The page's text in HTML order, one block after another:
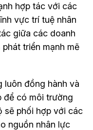
hợp tác với các
vực trí tuệ nhân
giữa các doanh
triển mạnh mẽ
luôn đồng hành và
để có môi trường
sẽ phối hợp với các
nguồn nhân lực